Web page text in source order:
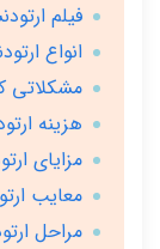
فیلم
انواع
مشکلاتی
هزینه
مزایای
معایب
مراحل